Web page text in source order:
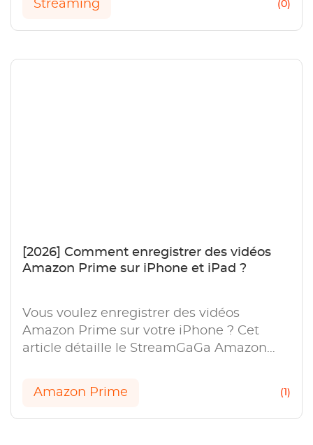
Streaming (0)
[2026] Comment enregistrer des vidéos
Amazon Prime sur iPhone et iPad ?
Vous voulez enregistrer des vidéos
Amazon Prime sur votre iPhone ? Cet
article détaille le StreamGaGa Amazon
Amazon Prime (1)